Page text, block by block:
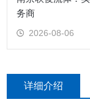
务商
2026-08-06
详细介绍